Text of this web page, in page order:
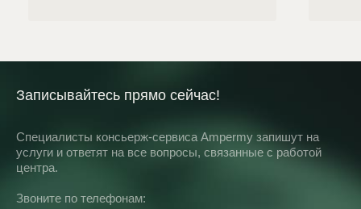
Записывайтесь прямо сейчас!
Специалисты консьерж-сервиса Ampermy запишут на
услуги и ответят на все вопросы, связанные с работой
центра.
Звоните по телефонам: